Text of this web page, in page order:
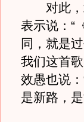
对此，
表示说：“
同，就是
我们这首
效愚也说
是新路，